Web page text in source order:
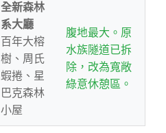
全新森林
系大廳
百年大榕
樹、周氏
蝦捲、星
巴克森林
小屋
腹地最大。原
水族隧道已拆
除，改為寬敞
綠意休憩區。